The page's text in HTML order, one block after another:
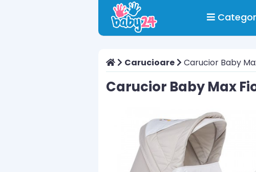
Carucioare Carucior Baby
Carucior Baby Max